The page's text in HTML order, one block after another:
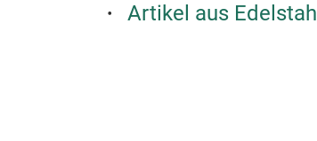
Artikel aus Edelstahl